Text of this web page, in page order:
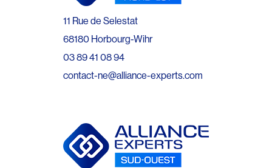
11 Rue de Selestat
68180 Horbourg-Wihr
03 89 41 08 94
contact-ne@alliance-experts.com